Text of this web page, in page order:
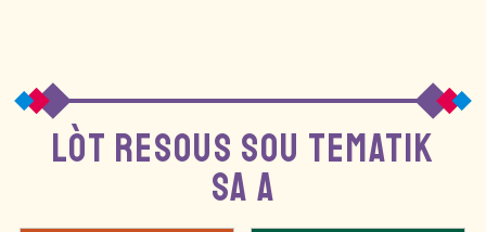
LÒT RESOUS SOU TEMATIK
SA A